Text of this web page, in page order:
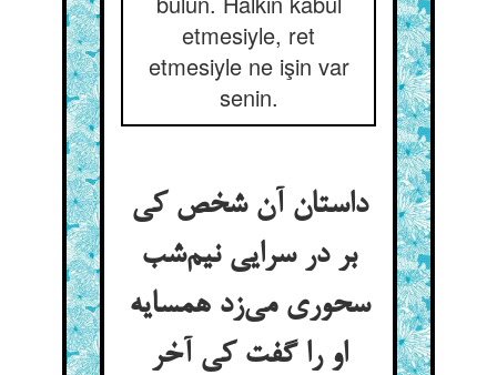
etmesiyle, ret
etmesiyle ne işin var
senin.
داستان آن شخص کی
بر در سرایی نیم‌شب
سحوری می‌زد همسایه
او را گفت کی آخر